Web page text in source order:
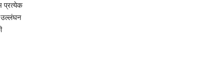
प्रत्येक
उल्लंघन